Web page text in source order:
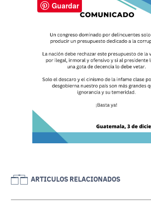
ARTICULOS RELACIONADOS
Guardar